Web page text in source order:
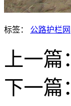
标签： 公路护栏网
上一篇
下一篇